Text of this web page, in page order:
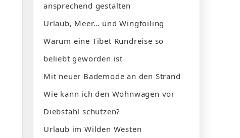
ansprechend gestalten
Urlaub, Meer… und Wingfoiling
Warum eine Tibet Rundreise so
beliebt geworden ist
Mit neuer Bademode an den Strand
Wie kann ich den Wohnwagen vor
Diebstahl schützen?
Urlaub im Wilden Westen